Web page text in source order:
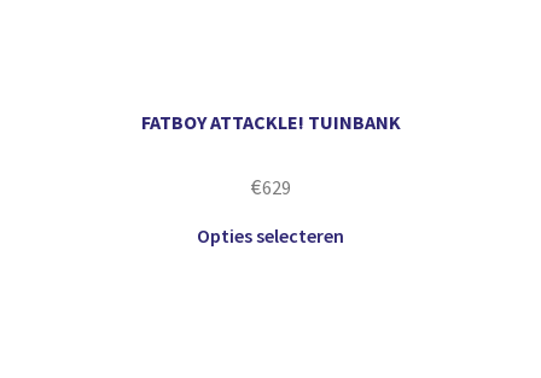
FATBOY ATTACKLE! TUINBANK
€629
Opties selecteren